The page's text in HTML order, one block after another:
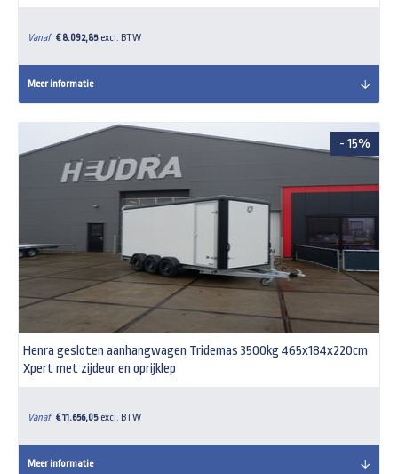
Vanaf € 8.092,85 excl. BTW
Meer informatie
- 15%
Henra gesloten aanhangwagen Tridemas 3500kg 465x184x220cm
Xpert met zijdeur en oprijklep
Vanaf € 11.656,05 excl. BTW
Meer informatie